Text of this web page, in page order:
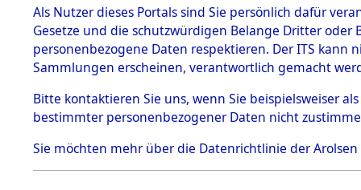
Effekten
1.2.9.1
Effekten aus
dem KZ
Dachau
1.2.9.2
Effekten aus
dem KZ
Bayerisches
Als Nutzer dieses Portals sind Sie persönlich dafür
Gesetze und die schutzwürdigen Belange Dritter
personenbezogene Daten respektieren. Der ITS
Sammlungen erscheinen, verantwortlich gemacht
Bitte kontaktieren Sie uns, wenn Sie beispielsweiser
bestimmter personenbezogener Daten nicht
Sie möchten mehr über die Datenrichtlinie der Arolsen